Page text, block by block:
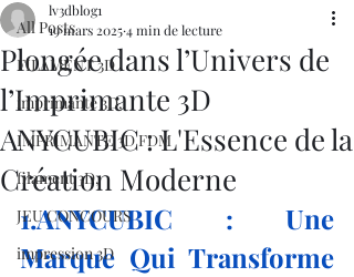
All Posts
FILAMENT 3D
imprimante 3D,
IMPRIMANTE 3D FDM
filament 3D,
JEU CONCOURS
impression 3D
Plongée dans l’Univers de
l’Imprimante 3D
ANYCUBIC : L'Essence de la
Création Moderne
lv3dblog1
19 mars 20254 min de lecture
1.ANYCUBIC : Une
Marque Qui Transforme